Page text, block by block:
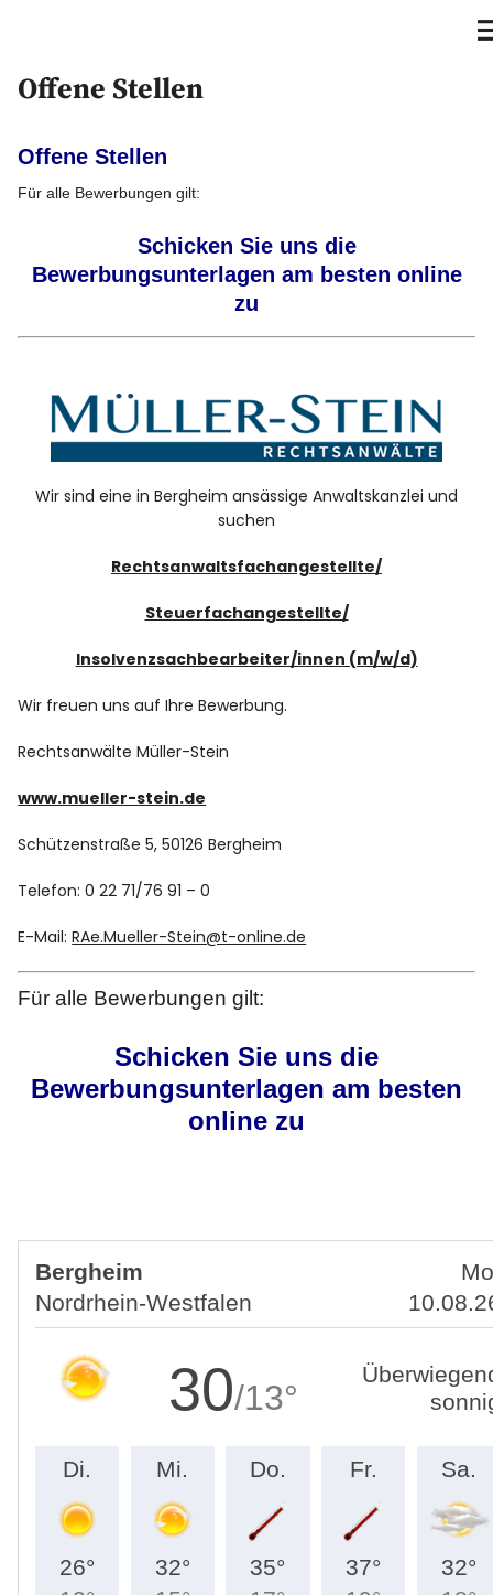
Home
Privat
Unternehmen
Insolvenzrecht
Kontakt
GIS
Verschiedenes
Presse
Müller-Stein APP
Standort
Beschlüsse & Gerichtsurteile
Downloads
Impressum
Datenschutz
Offene Stellen
Offene Stellen
Für alle Bewerbungen gilt:
Schicken Sie uns die
Bewerbungsunterlagen am besten online
zu
Wir sind eine in Bergheim ansässige Anwaltskanzlei und
suchen
Rechtsanwaltsfachangestellte/
Steuerfachangestellte/
Insolvenzsachbearbeiter/innen (m/w/d)
Wir freuen uns auf Ihre Bewerbung.
Rechtsanwälte Müller-Stein
www.mueller-stein.de
Schützenstraße 5, 50126 Bergheim
Telefon: 0 22 71/76 91 – 0
E-Mail:RAe.Mueller-Stein@t-online.de
Für alle Bewerbungen gilt:
Schicken Sie uns die
Bewerbungsunterlagen am besten
online zu